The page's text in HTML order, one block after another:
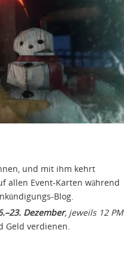
und mit ihm kehrt
allen Event-Karten während
Blog.
Dezember, jeweils 12 PM
Geld verdienen.